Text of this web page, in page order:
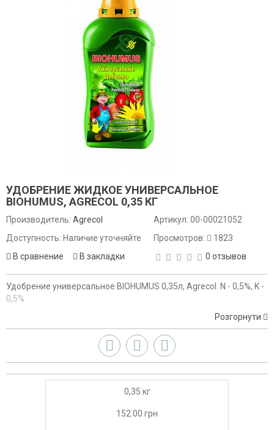
УДОБРЕНИЕ ЖИДКОЕ УНИВЕРСАЛЬНОЕ
BIOHUMUS, AGRECOL 0,35 КГ
Производитель: Agrecol
Доступность: Наличие уточняйте
В сравнение
В закладки
Артикул: 00-00021052
Просмотров:
1823
0 отзывов
Удобрение универсальное BIOHUMUS 0,35л, Agrecol. N - 0,5%, K -
0,5%
Розгорнути
0,35 кг
152.00 грн